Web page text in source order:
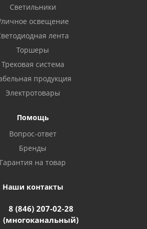
55
Свердлова, 28
2. ТЦ "Акчарлак"
Вокзальная, 13
Труда, 14
Светильники
освещение
лента
Торшеры
Трековая система
продукция
Электротовары
Помощь
Вопрос-ответ
Бренды
Гарантия на товар
Наши контакты
8 (846) 207-02-28
(многоканальный)